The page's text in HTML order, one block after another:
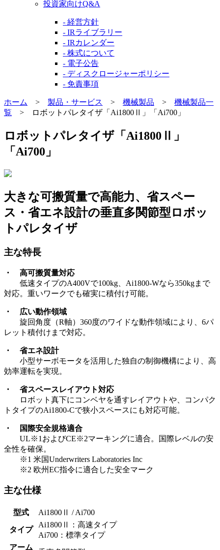
投資家向けQ&A
- 経営方針
- IRライブラリー
- IRカレンダー
- 株式について
- 電子公告
- ディスクロージャーポリシー
- 免責事項
ホーム > 製品・サービス > 機械製品 > 機械製品一
覧 > ロボットパレタイザ「Ai1800Ⅱ」「Ai700」
ロボットパレタイザ「Ai1800Ⅱ」
「Ai700」
大きな可搬質量で高能力、省スペー
ス・省エネ設計の垂直多関節型ロボッ
トパレタイザ
主な特長
・ 高可搬質量対応
低速タイプのA400Vで100kg、Ai1800-Wなら350kgまで
対応。重いワークでも確実に積付け可能。
・ 広い動作領域
旋回角度（R軸）360度のワイドな動作領域により、6パ
レット積付けまで対応。
・ 省エネ設計
小型サーボモータを活用した独自の制御機構により、高
効率運転を実現。
・ 省スペースレイアウト対応
ロボット真下にコンベヤを通すレイアウトや、コンパク
トタイプのAi1800-Cで狭小スペースにも対応可能。
・ 国際安全規格適合
UL※1およびCE※2マーキングに適合。国際レベルの安
全性を確保。
※1 米国Underwriters Laboratories Inc
※2 欧州EC指令に適合した安全マーク
主な仕様
型式 Ai1800Ⅱ / Ai700
タイプ
Ai1800Ⅱ：高速タイプ
Ai700：標準タイプ
アーム